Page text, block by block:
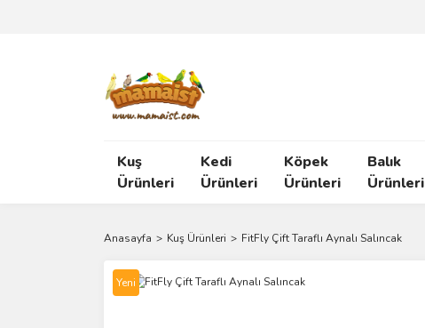
Kuş
Ürünleri
Kedi
Ürünleri
Köpek
Ürünleri
Balık
Ürünleri
Anasayfa Kuş Ürünleri FitFly Çift Taraflı Aynalı Salıncak
Yeni